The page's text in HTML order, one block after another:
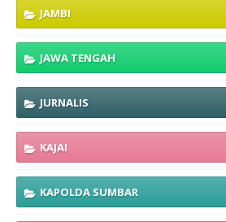
JAMBI
JAWA TENGAH
JURNALIS
KAJAI
KAPOLDA SUMBAR